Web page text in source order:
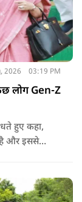
2026 03:19 PM
लोग Gen-Z
हुए कहा,
है और इससे
हैं."